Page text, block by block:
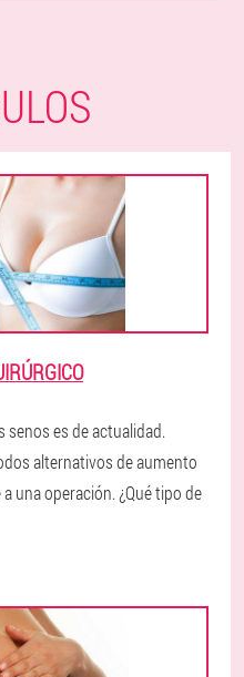
senos es de actualidad.
alternativos de aumento
una operación. ¿Qué tipo de